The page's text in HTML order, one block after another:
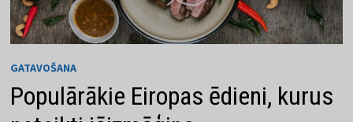
GATAVOŠANA
Populārākie Eiropas ēdieni, kurus